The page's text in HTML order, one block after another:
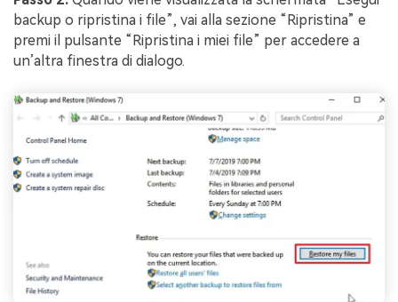
backup o ripristina i file”, vai alla sezione “Ripristina” e
premi il pulsante “Ripristina i miei file” per accedere a
un’altra finestra di dialogo.